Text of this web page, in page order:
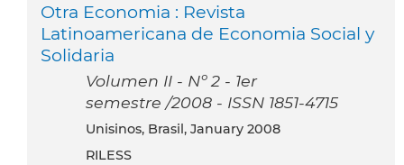
Otra Economia : Revista
Latinoamericana de Economia Social y
Solidaria
Volumen II - Nº 2 - 1er
semestre /2008 - ISSN 1851-4715
Unisinos, Brasil, January 2008
RILESS